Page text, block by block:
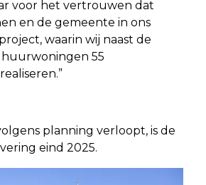
voor het vertrouwen dat
en de gemeente in ons
waarin wij naast de
55
planning verloopt, is de
eind 2025.